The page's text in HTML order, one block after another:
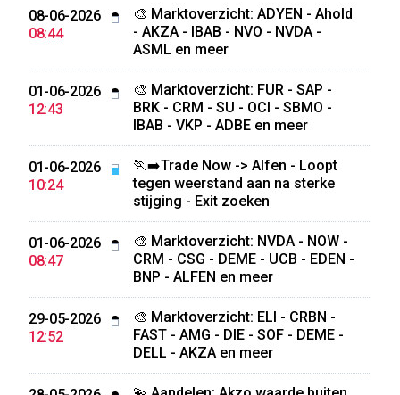
08-06-2026
08:44
🎨 Marktoverzicht: ADYEN - Ahold
- AKZA - IBAB - NVO - NVDA -
ASML en meer
01-06-2026
12:43
🎨 Marktoverzicht: FUR - SAP -
BRK - CRM - SU - OCI - SBMO -
IBAB - VKP - ADBE en meer
01-06-2026
10:24
🏃‍➡️Trade Now -> Alfen - Loopt
tegen weerstand aan na sterke
stijging - Exit zoeken
01-06-2026
08:47
🎨 Marktoverzicht: NVDA - NOW -
CRM - CSG - DEME - UCB - EDEN -
BNP - ALFEN en meer
29-05-2026
12:52
🎨 Marktoverzicht: ELI - CRBN -
FAST - AMG - DIE - SOF - DEME -
DELL - AKZA en meer